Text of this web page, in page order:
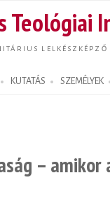
Teológiai
LELKÉSZKÉPZŐ
KUTATÁS SZEMÉLYEK
–